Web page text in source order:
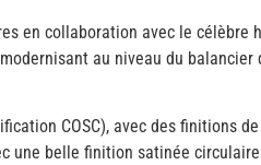
en collaboration avec le célèbre
au niveau du balancier
COSC), avec des finitions
une belle finition satinée